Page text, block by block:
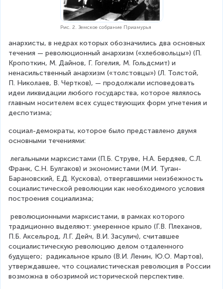
Рис. 2. Земское собрание Приамурья
анархисты, в недрах которых обозначились два основных
течения — революционный анархизм («хлебовольцы») (П.
Кропоткин, М. Дайнов, Г. Гогелия, М. Гольдсмит) и
ненасильственный анархизм («толстовцы») (Л. Толстой,
П. Николаев, В. Чертков), — продолжали исповедовать
идеи ликвидации любого государства, которое являлось
главным носителем всех существующих форм угнетения и
деспотизма;
социал-демократы, которое было представлено двумя
основными течениями:
легальными марксистами (П.Б. Струве, Н.А. Бердяев, С.Л.
Франк, С.Н. Булгаков) и экономистами (М.И. Туган-
Барановский, Е.Д. Кускова), отвергавшими неизбежность
социалистической революции как необходимого условия
построения социализма;
революционными марксистами, в рамках которого
традиционно выделяют: умеренное крыло (Г.В. Плеханов,
П.Б. Аксельрод, Л.Г. Дейч, В.И. Засулич), считавшее
социалистическую революцию делом отдаленного
будущего;  радикальное крыло (В.И. Ленин, Ю.О. Мартов),
утверждавшее, что социалистическая революция в России
возможна в обозримой исторической перспективе.